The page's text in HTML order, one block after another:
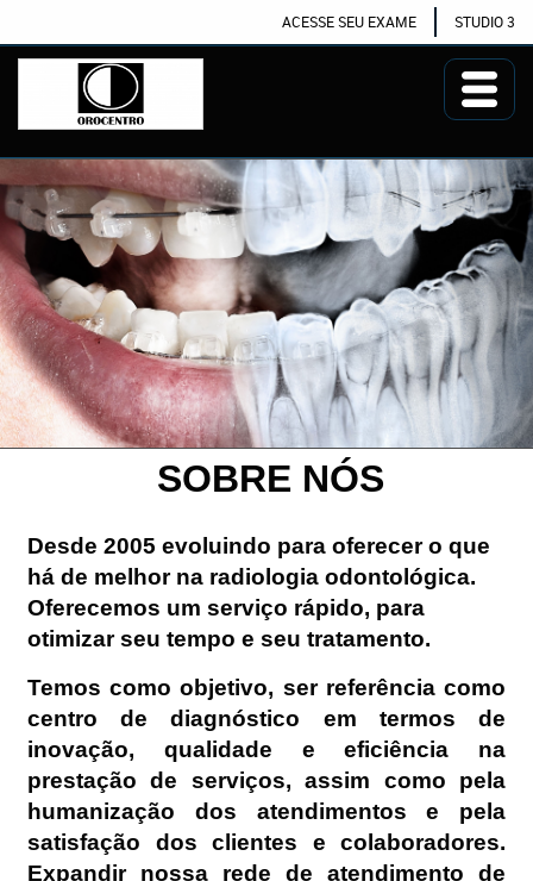
ACESSE SEU EXAME STUDIO 3
SOBRE NÓS
Desde 2005 evoluindo para oferecer o que
há de melhor na radiologia odontológica.
Oferecemos um serviço rápido, para
otimizar seu tempo e seu tratamento.
Temos como objetivo, ser referência como
centro de diagnóstico em termos de
inovação, qualidade e eficiência na
prestação de serviços, assim como pela
humanização dos atendimentos e pela
satisfação dos clientes e colaboradores.
Expandir nossa rede de atendimento de